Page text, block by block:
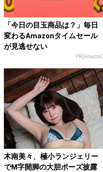
「今日の目玉商品は？」毎日
変わるAmazonタイムセール
が見逃せない
PR(Amazon)
木南美々、極小ランジェリー
でM字開脚の大胆ポーズ披露